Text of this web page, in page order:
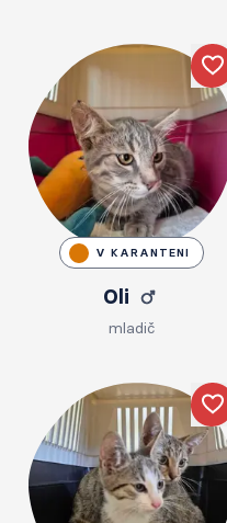
V KARANTENI
Oli
mladič